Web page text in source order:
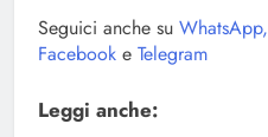
Seguici anche su WhatsApp,
Facebook e Telegram
Leggi anche: